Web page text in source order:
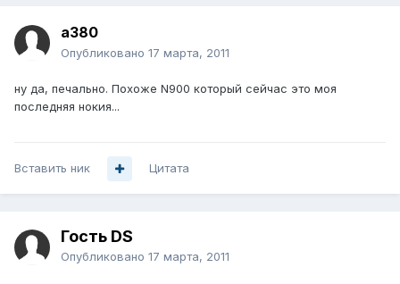
a380
Опубликовано 17 марта, 2011
ну да, печально. Похоже N900 который сейчас это моя
последняя нокия...
Вставить ник Цитата
Гость DS
Опубликовано 17 марта, 2011